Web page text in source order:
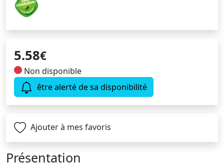
5.58€
Non disponible
être alerté de sa disponibilité
Ajouter à mes favoris
Présentation